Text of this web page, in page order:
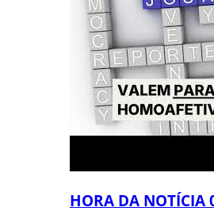
HORA DA NOTÍCIA